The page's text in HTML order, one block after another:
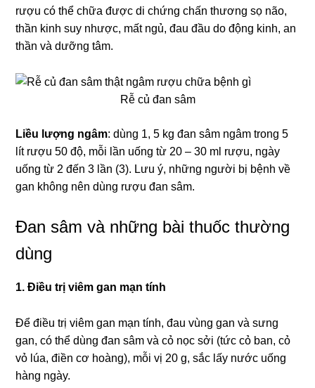
rượu có thể chữa được di chứng chấn thương sọ não,
thần kinh suy nhược, mất ngủ, đau đầu do động kinh, an
thần và dưỡng tâm.
Rễ củ đan sâm
Liều lượng ngâm: dùng 1, 5 kg đan sâm ngâm trong 5
lít rượu 50 độ, mỗi lần uống từ 20 – 30 ml rượu, ngày
uống từ 2 đến 3 lần (3). Lưu ý, những người bị bệnh về
gan không nên dùng rượu đan sâm.
Đan sâm và những bài thuốc thường
dùng
1. Điều trị viêm gan mạn tính
Để điều trị viêm gan mạn tính, đau vùng gan và sưng
gan, có thể dùng đan sâm và cỏ nọc sởi (tức cỏ ban, cỏ
vỏ lúa, điền cơ hoàng), mỗi vị 20 g, sắc lấy nước uống
hàng ngày.